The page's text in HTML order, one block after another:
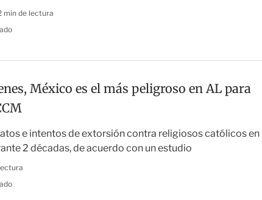
min de lectura
México es el más peligroso en AL para
e intentos de extorsión contra religiosos católicos en
2 décadas, de acuerdo con un estudio